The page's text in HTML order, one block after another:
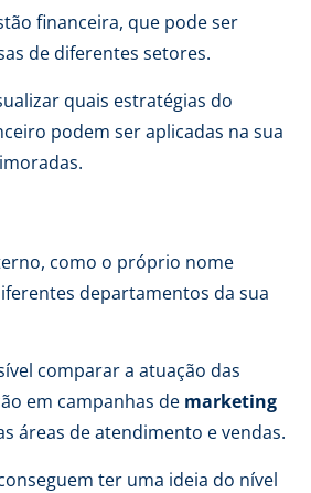
financeira, que pode ser
de diferentes setores.
quais estratégias do
podem ser aplicadas na sua
como o próprio nome
departamentos da sua
comparar a atuação das
em campanhas de marketing
áreas de atendimento e vendas.
ter uma ideia do nível